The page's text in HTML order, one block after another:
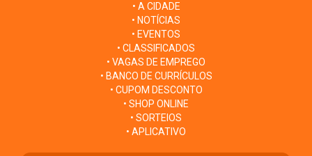
• A CIDADE
• NOTÍCIAS
• EVENTOS
• CLASSIFICADOS
• VAGAS DE EMPREGO
• BANCO DE CURRÍCULOS
• CUPOM DESCONTO
• SHOP ONLINE
• SORTEIOS
• APLICATIVO